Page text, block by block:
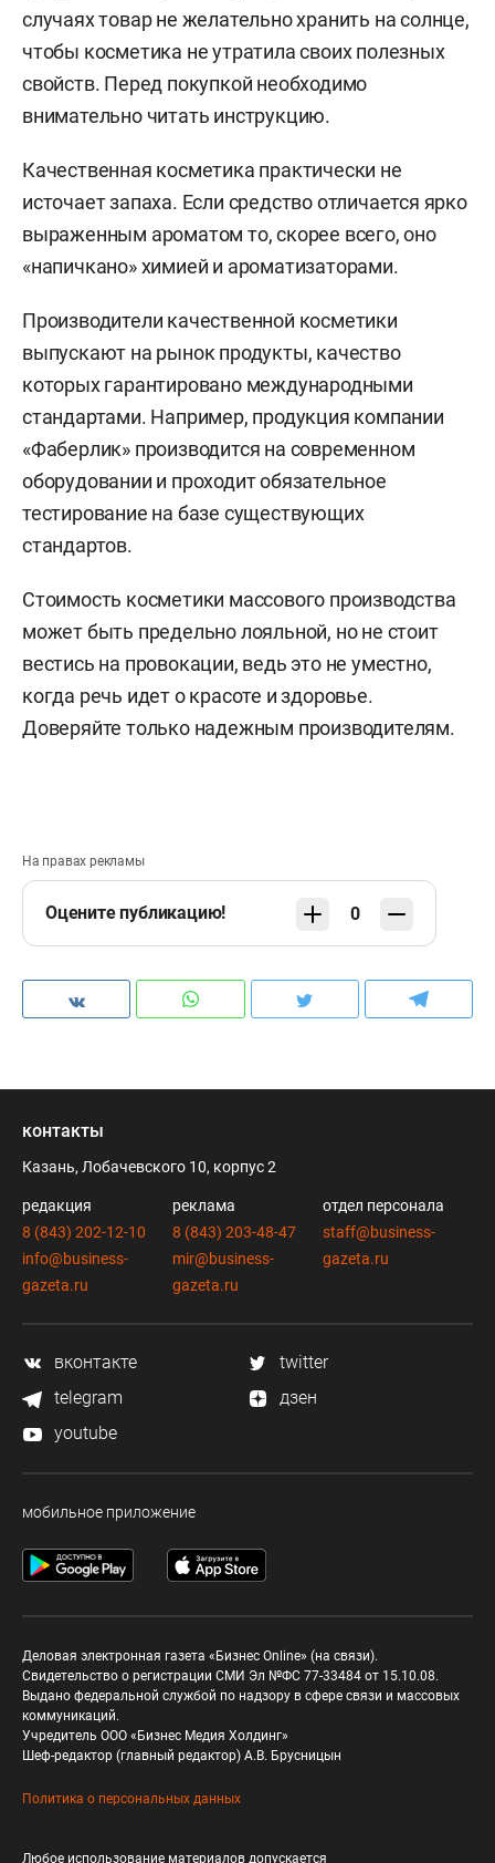
случаях товар не желательно хранить на солнце,
чтобы косметика не утратила своих полезных
свойств. Перед покупкой необходимо
внимательно читать инструкцию.
Качественная косметика практически не
источает запаха. Если средство отличается ярко
выраженным ароматом то, скорее всего, оно
«напичкано» химией и ароматизаторами.
Производители качественной косметики
выпускают на рынок продукты, качество
которых гарантировано международными
стандартами. Например, продукция компании
«Фаберлик» производится на современном
оборудовании и проходит обязательное
тестирование на базе существующих
стандартов.
Стоимость косметики массового производства
может быть предельно лояльной, но не стоит
вестись на провокации, ведь это не уместно,
когда речь идет о красоте и здоровье.
Доверяйте только надежным производителям.
На правах рекламы
Оцените публикацию! 0
контакты
Казань, Лобачевского 10, корпус 2
редакция
8 (843) 202-12-10
info@business-
gazeta.ru
реклама
8 (843) 203-48-47
mir@business-
gazeta.ru
отдел персонала
staff@business-
gazeta.ru
вконтакте
twitter
telegram
дзен
youtube
мобильное приложение
Деловая электронная газета «Бизнес Online» (на связи).
Свидетельство о регистрации СМИ Эл №ФС 77-33484 от 15.10.08.
Выдано федеральной службой по надзору в сфере связи и массовых
коммуникаций.
Учредитель ООО «Бизнес Медия Холдинг»
Шеф-редактор (главный редактор) А.В. Брусницын
Политика о персональных данных
Любое использование материалов допускается